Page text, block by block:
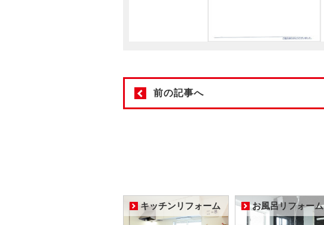
前の記事へ
キッチンリフォーム お風呂リフォーム